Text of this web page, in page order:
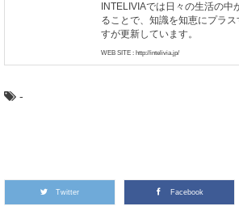
INTELIVIAでは日々の生活の
ることで、知識を知恵にプラ
すが更新しています。
WEB SITE : http://intelivia.jp/
-
Twitter Facebook